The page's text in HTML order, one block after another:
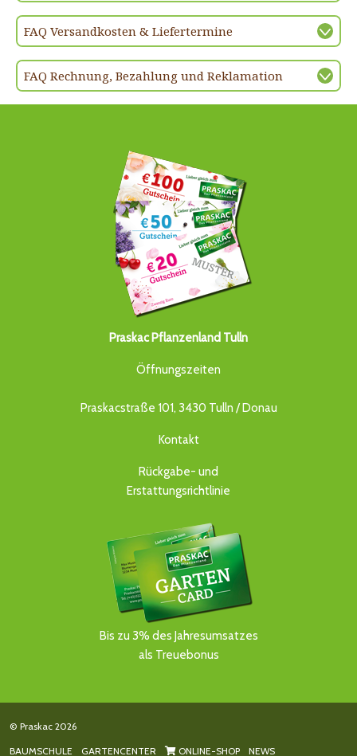
FAQ Versandkosten & Liefertermine
FAQ Rechnung, Bezahlung und Reklamation
Praskac Pflanzenland Tulln
Öffnungszeiten
Praskacstraße 101, 3430 Tulln / Donau
Kontakt
Rückgabe- und
Erstattungsrichtlinie
Bis zu 3% des Jahresumsatzes
als Treuebonus
© Praskac 2026
BAUMSCHULE GARTENCENTER ONLINE-SHOP NEWS